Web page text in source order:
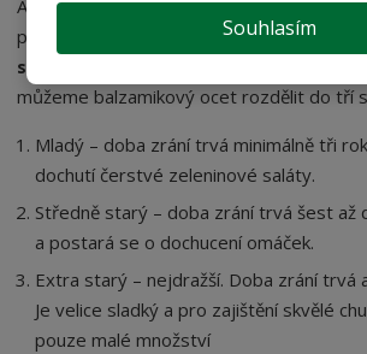
Souhlasím
Aby tento skvost obohatil pokrmy na
potřebuje svůj čas. Stejně jako víno,
sudech
můžeme balzamikový ocet rozdělit do tří
Mladý – doba zrání trvá minimálně tři
dochutí čerstvé zeleninové saláty.
Středně starý – doba zrání trvá šest až
a postará se o dochucení omáček.
Extra starý – nejdražší. Doba zrání trvá
Je velice sladký a pro zajištění skvělé
pouze malé množství